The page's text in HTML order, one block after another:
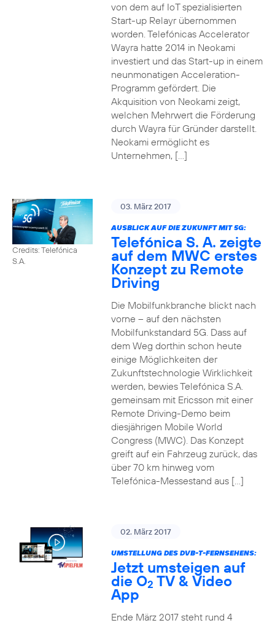
von dem auf IoT spezialisierten
Start-up Relayr übernommen
worden. Telefónicas Accelerator
Wayra hatte 2014 in Neokami
investiert und das Start-up in einem
neunmonatigen Acceleration-
Programm gefördert. Die
Akquisition von Neokami zeigt,
welchen Mehrwert die Förderung
durch Wayra für Gründer darstellt.
Neokami ermöglicht es
Unternehmen, […]
Credits: Telefónica
S.A.
03. März 2017
AUSBLICK AUF DIE ZUKUNFT MIT 5G:
Telefónica S. A. zeigte
auf dem MWC erstes
Konzept zu Remote
Driving
Die Mobilfunkbranche blickt nach
vorne – auf den nächsten
Mobilfunkstandard 5G. Dass auf
dem Weg dorthin schon heute
einige Möglichkeiten der
Zukunftstechnologie Wirklichkeit
werden, bewies Telefónica S.A.
gemeinsam mit Ericsson mit einer
Remote Driving-Demo beim
diesjährigen Mobile World
Congress (MWC). Das Konzept
greift auf ein Fahrzeug zurück, das
über 70 km hinweg vom
Telefónica-Messestand aus […]
02. März 2017
UMSTELLUNG DES DVB-T-FERNSEHENS:
Jetzt umsteigen auf
die O2 TV & Video
App
Ende März 2017 steht rund 4